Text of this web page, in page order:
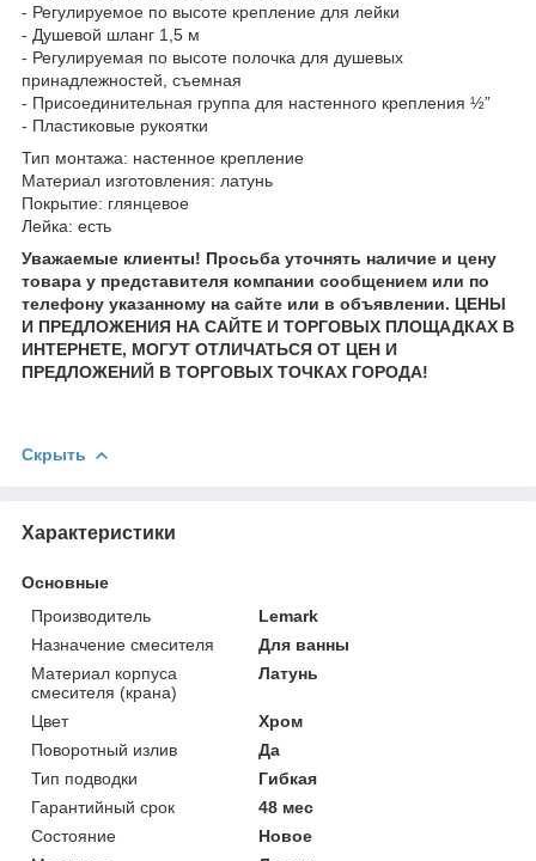
- Регулируемое по высоте крепление для лейки
- Душевой шланг 1,5 м
- Регулируемая по высоте полочка для душевых
принадлежностей, съемная
- Присоединительная группа для настенного крепления ½”
- Пластиковые рукоятки
Тип монтажа: настенное крепление
Материал изготовления: латунь
Покрытие: глянцевое
Лейка: есть
Уважаемые клиенты! Просьба уточнять наличие и цену
товара у представителя компании сообщением или по
телефону указанному на сайте или в объявлении. ЦЕНЫ
И ПРЕДЛОЖЕНИЯ НА САЙТЕ И ТОРГОВЫХ ПЛОЩАДКАХ В
ИНТЕРНЕТЕ, МОГУТ ОТЛИЧАТЬСЯ ОТ ЦЕН И
ПРЕДЛОЖЕНИЙ В ТОРГОВЫХ ТОЧКАХ ГОРОДА!
Скрыть
Характеристики
Основные
Производитель
Lemark
Назначение смесителя
Для ванны
Материал корпуса
смесителя (крана)
Латунь
Цвет
Хром
Поворотный излив
Да
Тип подводки
Гибкая
Гарантийный срок
48 мес
Состояние
Новое